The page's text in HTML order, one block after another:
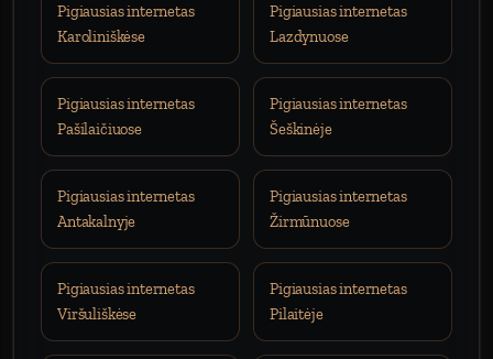
Pigiausias internetas
Karoliniškėse
Pigiausias internetas
Lazdynuose
Pigiausias internetas
Pašilaičiuose
Pigiausias internetas
Šeškinėje
Pigiausias internetas
Antakalnyje
Pigiausias internetas
Žirmūnuose
Pigiausias internetas
Viršuliškėse
Pigiausias internetas
Pilaitėje